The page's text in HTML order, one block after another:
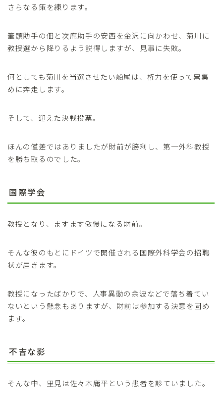
さらなる策を練ります。
筆頭助手の佃と次席助手の安西を金沢に向かわせ、菊川に
教授選から降りるよう説得しますが、見事に失敗。
何としても菊川を当選させたい船尾は、権力を使って票集
めに奔走します。
そして、迎えた決戦投票。
ほんの僅差ではありましたが財前が勝利し、第一外科教授
を勝ち取るのでした。
国際学会
教授となり、ますます傲慢になる財前。
そんな彼のもとにドイツで開催される国際外科学会の招聘
状が届きます。
教授になったばかりで、人事異動の余波などで落ち着てい
ないという懸念もありますが、財前は参加する決意を固め
ます。
不吉な影
そんな中、里見は佐々木庸平という患者を診ていました。